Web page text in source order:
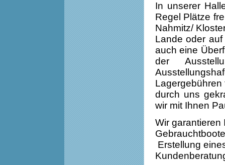
In unserer
Regel Plätze
Nahmitz/
Lande oder
auch eine
der
Lagergebühren
durch uns
wir mit Ihnen
Wir
Erstellung